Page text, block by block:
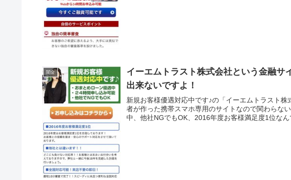
闇金
イーエムトラスト株式会社という金融サ
出来ないですよ！
新規お客様優遇対応中です♪の「イーエムトラスト
者が作った携帯スマホ専用のサイトなので関わらな
中、他社NGでもOK、2016年度お客様満足度1位なん